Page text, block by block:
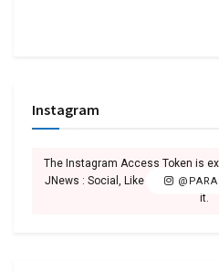
Instagram
The Instagram Access Token is
JNews : Social, Like & View >
it.